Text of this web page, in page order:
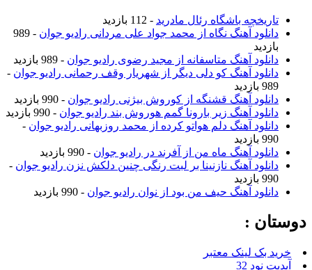
تاریخچه باشگاه رئال مادرید - 112 بازدید
دانلود آهنگ نگاه از محمد جواد علی مردانی رادیو جوان
- 989
بازدید
دانلود آهنگ متاسفانه از مجید رضوی رادیو جوان - 989 بازدید
دانلود آهنگ کو دلی دیگر از شهریار وقف رحمانی رادیو جوان -
989 بازدید
دانلود آهنگ قشنگه از کوروش بیژنی رادیو جوان - 990 بازدید
دانلود آهنگ زیر بارونا گمم هوروش بند رادیو جوان - 990 بازدید
دانلود آهنگ دلم هواتو کرده از محمد روزبهانی رادیو جوان -
990 بازدید
دانلود آهنگ ماه من از آفرند در رادیو جوان - 990 بازدید
دانلود آهنگ نازنینا بر لبت رنگی چنین دلکش نزن رادیو جوان -
990 بازدید
دانلود آهنگ حیف من بود از نوان رادیو جوان - 990 بازدید
دوستان :
خرید بک لینک معتبر
آپدیت نود 32